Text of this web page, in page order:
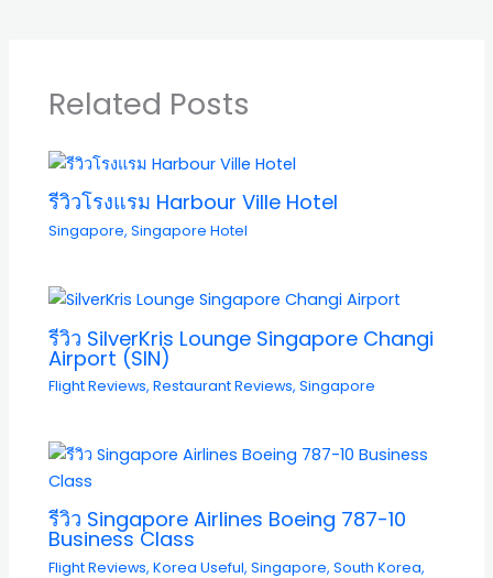
Related Posts
รีวิวโรงแรม Harbour Ville Hotel
Singapore,Singapore Hotel
รีวิว SilverKris Lounge Singapore Changi
Airport (SIN)
Flight Reviews,Restaurant Reviews,Singapore
รีวิว Singapore Airlines Boeing 787-10
Business Class
Flight Reviews,Korea Useful,Singapore,South Korea,